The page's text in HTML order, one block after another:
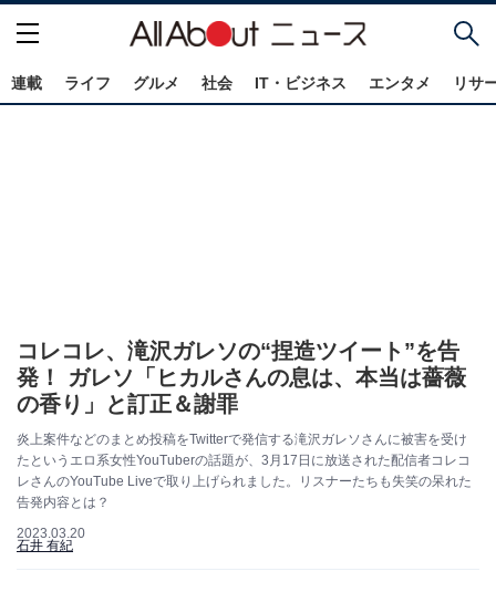
連載 ライフ グルメ 社会 IT・ビジネス エンタメ リサ
コレコレ、滝沢ガレソの“捏造ツイート”を告
発！ ガレソ「ヒカルさんの息は、本当は薔薇
の香り」と訂正＆謝罪
炎上案件などのまとめ投稿をTwitterで発信する滝沢ガレソさんに被害を受け
たというエロ系女性YouTuberの話題が、3月17日に放送された配信者コレコ
レさんのYouTube Liveで取り上げられました。リスナーたちも失笑の呆れた
告発内容とは？
2023.03.20
石井 有紀